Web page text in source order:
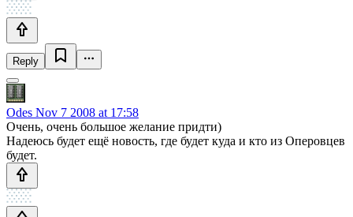
Reply
Odes Nov 7 2008 at 17:58
Очень, очень большое желание придти)
Надеюсь будет ещё новость, где будет куда и кто из Оперовцев
будет.